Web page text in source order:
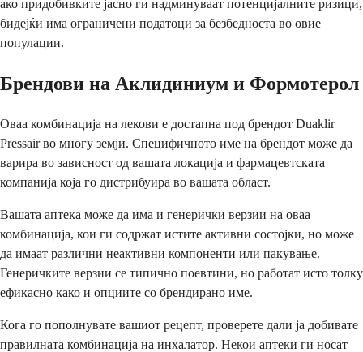
ако придобивките јасно ги надминуваат потенцијалните ризици,
бидејќи има ограничени податоци за безбедноста во овие
популации.
Брендови на Аклидиниум и Формотерол
Оваа комбинација на лекови е достапна под брендот Duaklir
Pressair во многу земји. Специфичното име на брендот може да
варира во зависност од вашата локација и фармацевтската
компанија која го дистрибуира во вашата област.
Вашата аптека може да има и генерички верзии на оваа
комбинација, кои ги содржат истите активни состојки, но може
да имаат различни неактивни компоненти или пакување.
Генеричките верзии се типично поевтини, но работат исто толку
ефикасно како и опциите со брендирано име.
Кога го пополнувате вашиот рецепт, проверете дали ја добивате
правилната комбинација на инхалатор. Некои аптеки ги носат